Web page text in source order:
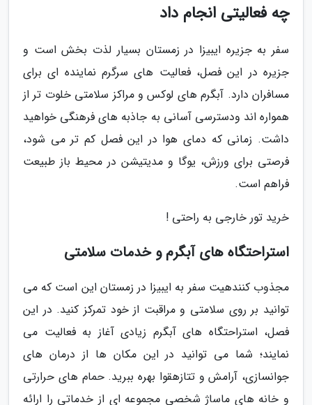
چه فعالیتی انجام داد
سفر به جزیره ایبیزا در زمستان بسیار لذت بخش است و
جزیره در این فصل، فعالیت های سرگرم نماینده ای برای
مسافران دارد. آبگرم های لوکس و مراکز سلامتی خلوت تر از
همواره اند ودسترسی آسانی به جاذبه های فرهنگی خواهید
داشت. زمانی که دمای هوا در این فصل کم تر می شود،
فرصتی برای ورزش، یوگا و مدیتیشن در محیط باز طبیعت
فراهم است.
خرید تور خارجی به راحتی !
استراحتگاه های آبگرم و خدمات سلامتی
مجذوب کنندهیت سفر به ایبیزا در زمستان این است که می
توانید بر روی سلامتی و مراقبت از خود تمرکز کنید. در این
فصل، استراحتگاه های آبگرم زیادی آغاز به فعالیت می
نمایند؛ شما می توانید در این مکان ها از درمان های
جوانسازی، آرامش و تتازهقوا بهره ببرید. حمام های حرارتی
و خانه های ماساژ شخصی مجموعه ای از خدماتی را ارائه